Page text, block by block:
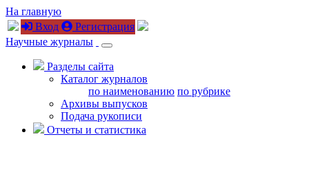
На главную
Вход
Регистрация
Научные журналы
Разделы сайта
Каталог журналов
по наименованию по рубрике
Архивы выпусков
Подача рукописи
Отчеты и статистика